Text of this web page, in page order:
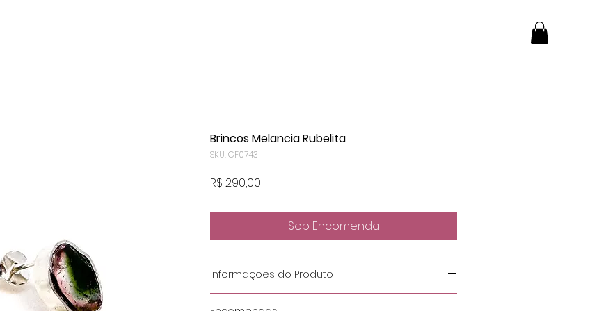
Brincos Melancia Rubelita
SKU: CF0743
R$ 290,00
Sob Encomenda
Informações do Produto